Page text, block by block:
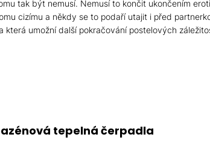
tak být nemusí. Nemusí to končit ukončením
cizímu a někdy se to podaří utajit i před
která umožní další pokračování postelových
tepelná čerpadla